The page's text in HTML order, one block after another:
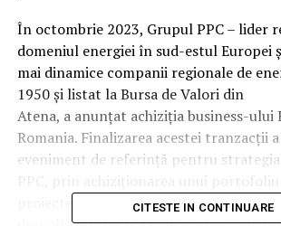
În octombrie 2023, Grupul PPC – lider
domeniul energiei în sud-estul Europei
mai dinamice companii regionale de
1950 și listat la Bursa de Valori din
Atena, a anunțat achiziția business-ului
Romania. Finalizarea acestei tranzacții
eveniment de referință pentru strategia
proiecte regenerabile (deopotrivă
CITESTE IN CONTINUARE